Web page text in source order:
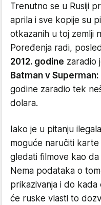
Trenutno se u Rusiji
aprila i sve kopije su
otkazanih u toj zemlji
Poređenja radi,
2012. godine zaradio
Batman v
godine zaradio tek
dolara.
Iako je u pitanju
moguće naručiti karte
gledati filmove kao
Nema podataka o
prikazivanja i do kada
će ruske vlasti to